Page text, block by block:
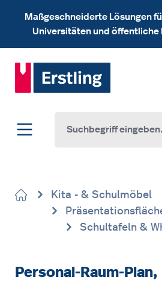
Zum Hauptinhalt springen
Maßgeschneiderte Lösungen
Universitäten und öffentliche
Kita - & Schulmöbel
Schultafeln &
Personal-Raum-